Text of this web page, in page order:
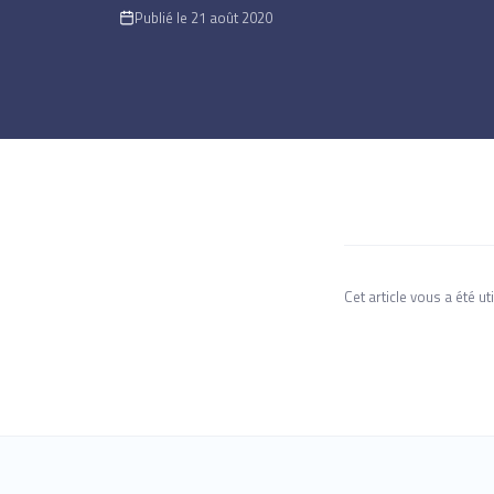
Publié le 21 août 2020
Cet article vous a été